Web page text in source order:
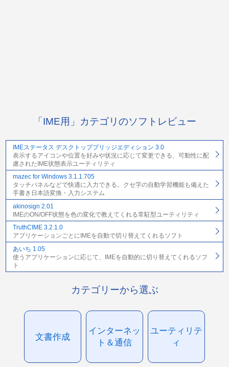
「IME用」カテゴリのソフトレビュー
IMEステータス デスクトップブリッジエディション 3.0
表示するアイコンや位置を好みや状況に応じて変更できる、可動性に配
慮されたIME状態表示ユーティリティ
mazec for Windows 3.1.1.705
タッチパネルなどで快適に入力できる。クセ字の自動学習機能も備えた
手書き日本語変換・入力システム
akinosign 2.01
IMEのON/OFF状態を色の変化で教えてくれる常駐型ユーティリティ
TruthCIME 3.2.1.0
アプリケーションごとにIMEを自動で切り替えてくれるソフト
あいち 1.05
使うアプリケーションに応じて、IMEを自動的に切り替えてくれるソフ
ト
カテゴリーから選ぶ
文書作成
インターネッ
ト＆通信
ユーティリテ
ィ